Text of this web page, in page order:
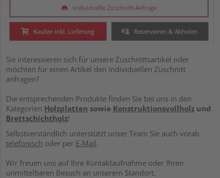
Sie interessieren sich für unsere Zuschnittsartikel oder
möchten für einen Artikel den individuellen Zuschnitt
anfragen?
Die entsprechenden Produkte finden Sie bei uns in den
Kategorien Holzplatten sowie Konstruktionsvollholz und
Brettschichtholz!
Selbstverständlich unterstützt unser Team Sie auch vorab
telefonisch oder per E-Mail.
Wir freuen uns auf Ihre Kontaktaufnahme oder Ihren
unmittelbaren Besuch an unserem Standort.